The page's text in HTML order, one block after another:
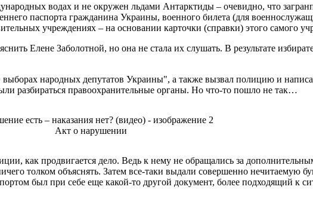
водах и не окружен льдами Антарктиды – очевидно, что
паспорта гражданина Украины, военного билета (для
учреждениях – на основании карточки (справки) этого самого
Елене Заболотной, но она не стала их слушать. В результате
народных депутатов Украины", а также вызвал полицию и
разбираться правоохранительные органы. Но что-то пошло не так…
Акт о нарушении
как продвигается дело. Ведь к нему не обращались за
толком объяснять. Затем все-таки выдали совершенно нечитаемую
был при себе еще какой-то другой документ, более подходящий к